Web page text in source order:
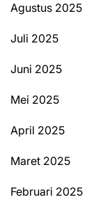
Agustus 2025
Juli 2025
Juni 2025
Mei 2025
April 2025
Maret 2025
Februari 2025